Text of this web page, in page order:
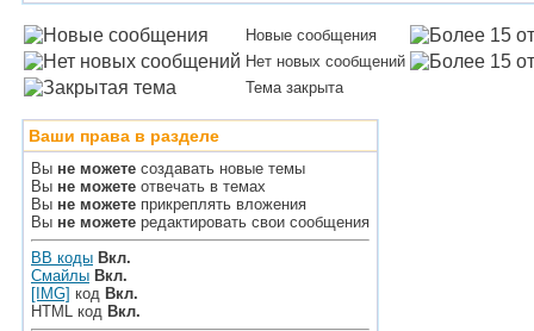
Новые сообщения
Нет новых сообщений
Тема закрыта
Ваши права в разделе
Вы не можете создавать новые темы
Вы не можете отвечать в темах
Вы не можете прикреплять вложения
Вы не можете редактировать свои сообщения
BB коды Вкл.
Смайлы Вкл.
[IMG] код Вкл.
HTML код Вкл.